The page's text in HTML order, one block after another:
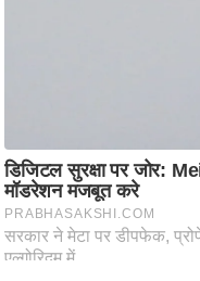
ष
ण
स
म